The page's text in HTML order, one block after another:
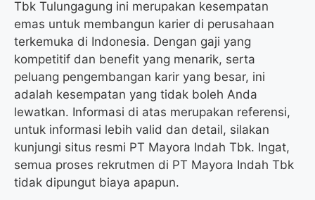
Tbk Tulungagung ini merupakan kesempatan
emas untuk membangun karier di perusahaan
terkemuka di Indonesia. Dengan gaji yang
kompetitif dan benefit yang menarik, serta
peluang pengembangan karir yang besar, ini
adalah kesempatan yang tidak boleh Anda
lewatkan. Informasi di atas merupakan referensi,
untuk informasi lebih valid dan detail, silakan
kunjungi situs resmi PT Mayora Indah Tbk. Ingat,
semua proses rekrutmen di PT Mayora Indah Tbk
tidak dipungut biaya apapun.